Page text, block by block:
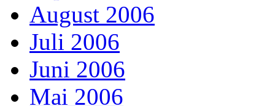
August 2006
Juli 2006
Juni 2006
Mai 2006